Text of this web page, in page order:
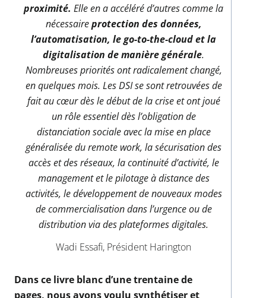
proximité. Elle en a accéléré d’autres comme la
nécessaireprotection des données,
l’automatisation, le go-to-the-cloud et la
digitalisation de manière générale.
Nombreuses priorités ont radicalement changé,
en quelques mois. Les DSI se sont retrouvées de
fait au cœur dès le début de la crise et ont joué
un rôle essentiel dès l’obligation de
distanciation sociale avec la mise en place
généralisée du remote work, la sécurisation des
accès et des réseaux, la continuité d’activité, le
management et le pilotage à distance des
activités, le développement de nouveaux modes
de commercialisation dans l’urgence ou de
distribution via des plateformes digitales.
Wadi Essafi, Président Harington
Dans ce livre blanc d’une trentaine de
pages, nous avons voulu synthétiser et